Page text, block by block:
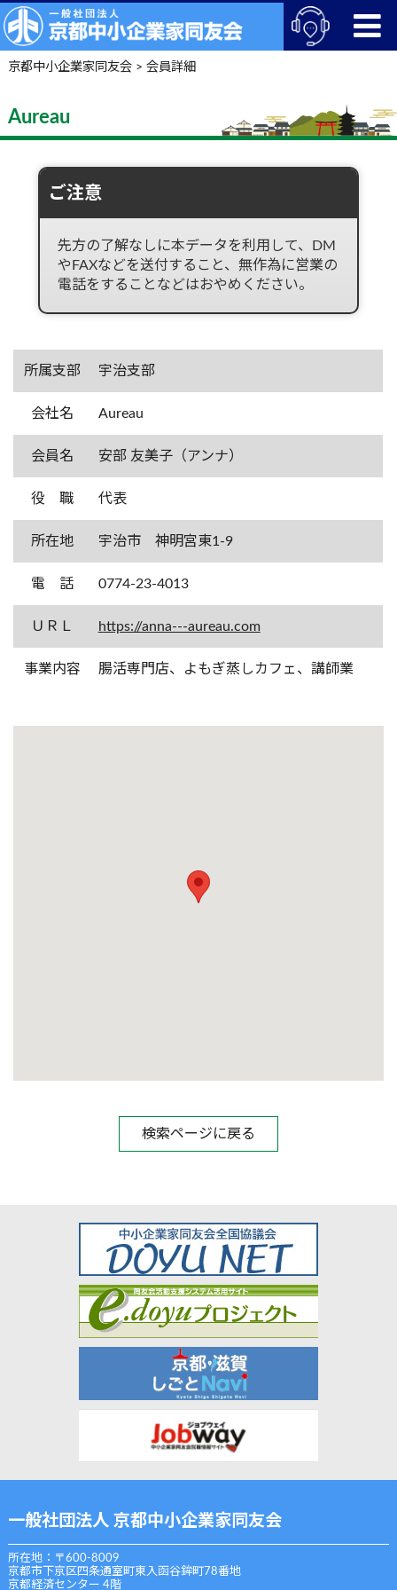
京都中小企業家同友会> 会員詳細
Aureau
ご注意
先方の了解なしに本データを利用して、DM
やFAXなどを送付すること、無作為に営業の
電話をすることなどはおやめください。
所属支部 宇治支部
会社名 Aureau
会員名 安部 友美子（アンナ）
役 職 代表
所在地 宇治市 神明宮東1-9
電 話 0774-23-4013
ＵＲＬ https://anna---aureau.com
事業内容 腸活専門店、よもぎ蒸しカフェ、講師業
検索ページに戻る
一般社団法人 京都中小企業家同友会
所在地：〒600-8009
京都市下京区四条通室町東入函谷鉾町78番地
京都経済センター 4階